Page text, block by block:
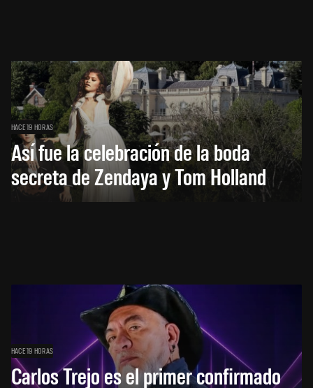
HACE 19 HORAS
Así fue la celebración de la boda
secreta de Zendaya y Tom Holland
HACE 19 HORAS
Carlos Trejo es el primer confirmado